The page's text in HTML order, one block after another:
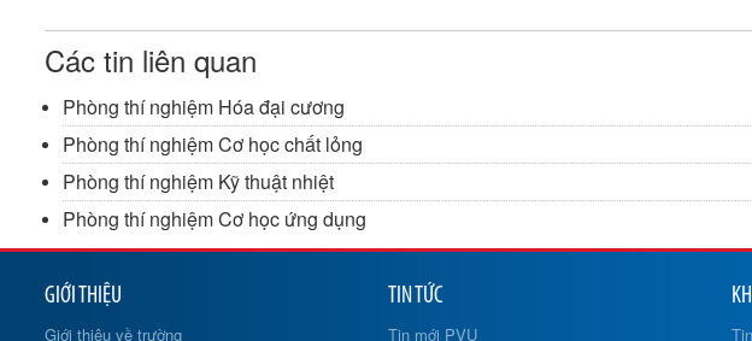
Các tin liên quan
Phòng thí nghiệm Hóa đại cương
Phòng thí nghiệm Cơ học chất lỏng
Phòng thí nghiệm Kỹ thuật nhiệt
Phòng thí nghiệm Cơ học ứng dụng
GIỚI THIỆU
Giới thiệu về trường
TIN TỨC
Tin mới PVU